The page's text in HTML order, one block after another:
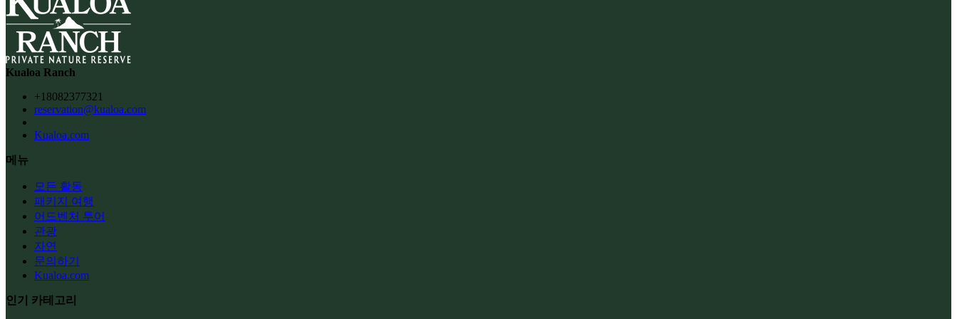
Kualoa Ranch
+18082377321
reservation@kualoa.com
Kualoa.com
메뉴
모든 활동
패키지 여행
어드벤처 투어
관광
자연
문의하기
Kualoa.com
인기 카테고리